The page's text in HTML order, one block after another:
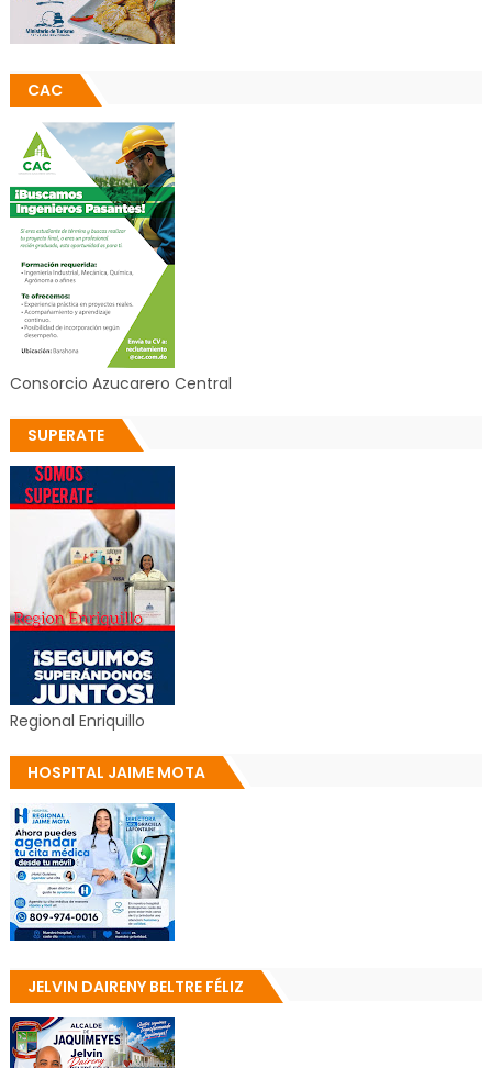
CAC
Consorcio Azucarero Central
SUPERATE
Regional Enriquillo
HOSPITAL JAIME MOTA
JELVIN DAIRENY BELTRE FÉLIZ